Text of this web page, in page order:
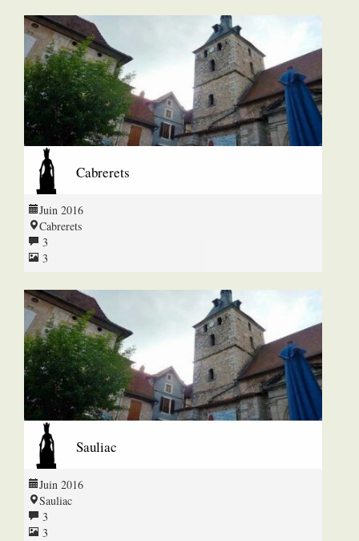
Cabrerets
Juin 2016
Cabrerets
3
3
Sauliac
Juin 2016
Sauliac
3
3